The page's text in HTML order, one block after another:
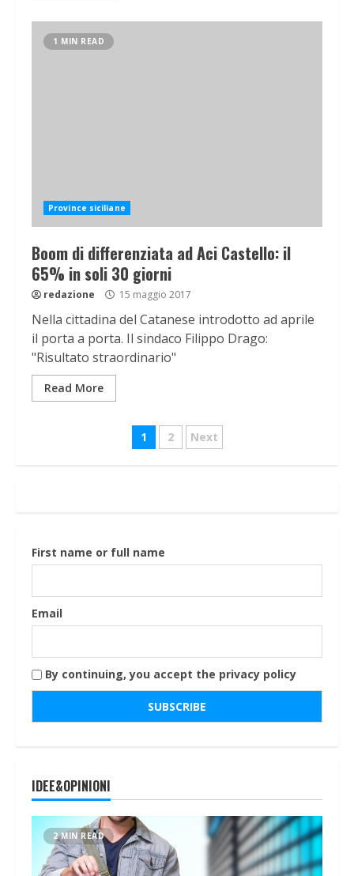
1 MIN READ
Province siciliane
Boom di differenziata ad Aci Castello: il
65% in soli 30 giorni
redazione 15 maggio 2017
Nella cittadina del Catanese introdotto ad aprile
il porta a porta. Il sindaco Filippo Drago:
"Risultato straordinario"
Read More
Navigazione
1 2 Next
First name or full name
Email
By continuing, you accept the privacy policy
IDEE&OPINIONI
2 MIN READ